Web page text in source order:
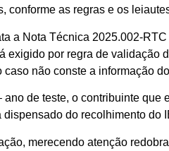
as regras e os
a Nota Técnica 2025.002-
por regra de
não conste a informação
de teste, o contribuinte
do recolhimento do
merecendo atenção